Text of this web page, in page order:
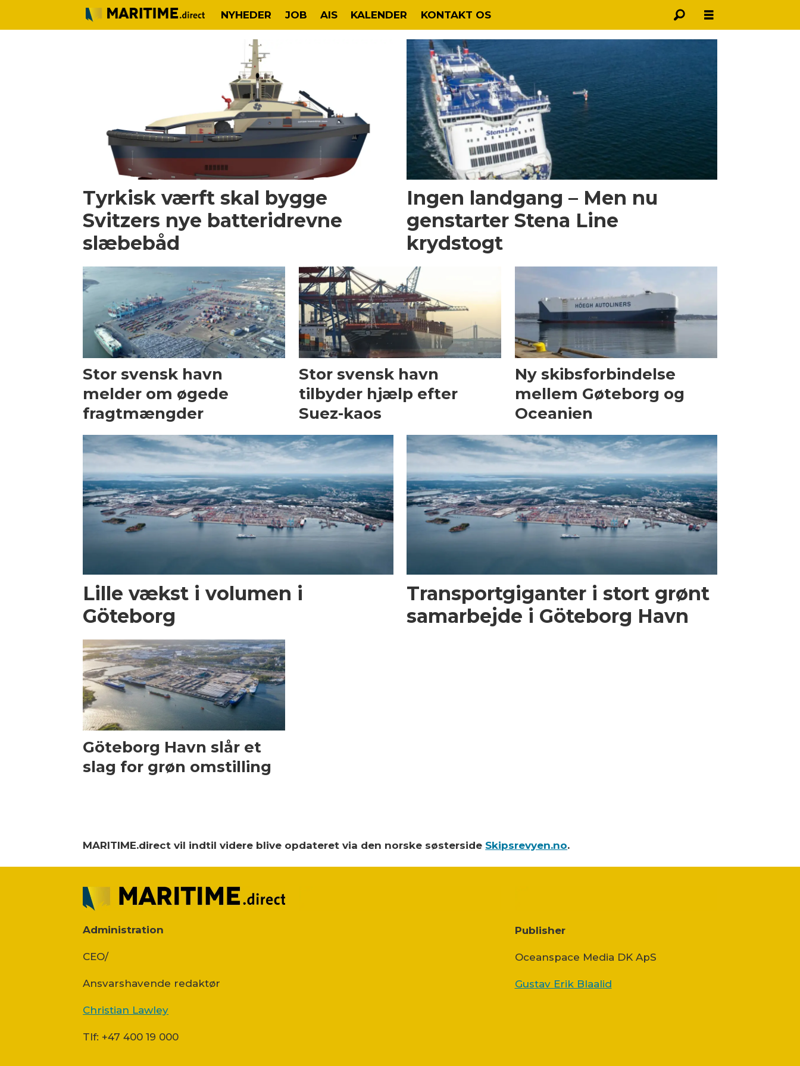
NYHEDER JOB AIS KALENDER KONTAKT OS
Tyrkisk værft skal bygge
Svitzers nye batteridrevne
slæbebåd
Ingen landgang – Men nu
genstarter Stena Line
krydstogt
Stor svensk havn
melder om øgede
fragtmængder
Stor svensk havn
tilbyder hjælp efter
Suez-kaos
Ny skibsforbindelse
mellem Gøteborg og
Oceanien
Lille vækst i volumen i
Göteborg
Transportgiganter i stort grønt
samarbejde i Göteborg Havn
Göteborg Havn slår et
slag for grøn omstilling
MARITIME.direct vil indtil videre blive opdateret via den norske søsterside Skipsrevyen.no.
Administration
CEO/
Ansvars­havende redaktør
Christian Lawley
Tlf: +47 400 19 000
Publisher
Oceanspace Media DK ApS
Gustav Erik Blaalid